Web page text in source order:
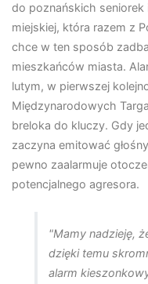
do poznańskich seniorek
miejskiej, która razem z
chce w ten sposób
mieszkańców miasta.
lutym, w pierwszej
Międzynarodowych
breloka do kluczy. Gdy
zaczyna emitować
pewno zaalarmuje
potencjalnego agresora.
"Mamy nadzieję,
dzięki temu
alarm